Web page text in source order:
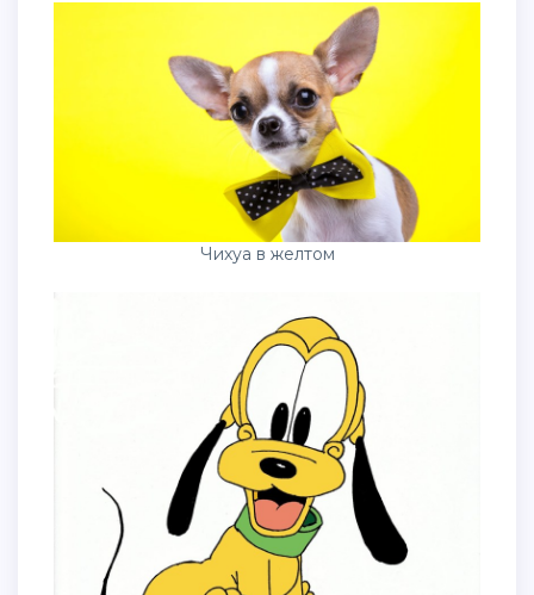
Чихуа в желтом